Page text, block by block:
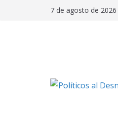
7 de agosto de 2026